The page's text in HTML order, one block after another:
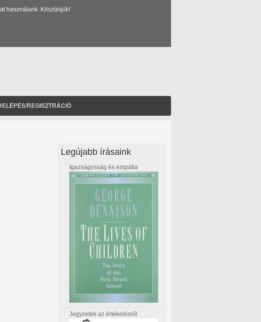
használunk. Köszönjük!
REGISZTRÁCIÓ
Legújabb írásaink
Igazságosság és empátia
Jegyzetek az értékelésről